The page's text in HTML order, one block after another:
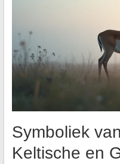
Symboliek
Keltische en